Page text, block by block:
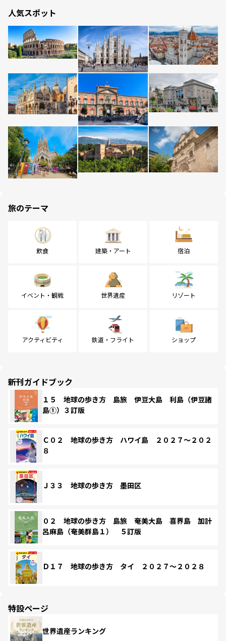
人気スポット
旅のテーマ
飲食 建築・アート 宿泊
イベント・観戦 世界遺産 リゾート
アクティビティ 鉄道・フライト ショップ
新刊ガイドブック
１５ 地球の歩き方 島旅 伊豆大島 利島（伊豆諸
島①）３訂版
Ｃ０２ 地球の歩き方 ハワイ島 ２０２７～２０２
８
Ｊ３３ 地球の歩き方 墨田区
０２ 地球の歩き方 島旅 奄美大島 喜界島 加計
呂麻島（奄美群島１） ５訂版
Ｄ１７ 地球の歩き方 タイ ２０２７～２０２８
特設ページ
世界遺産ランキング